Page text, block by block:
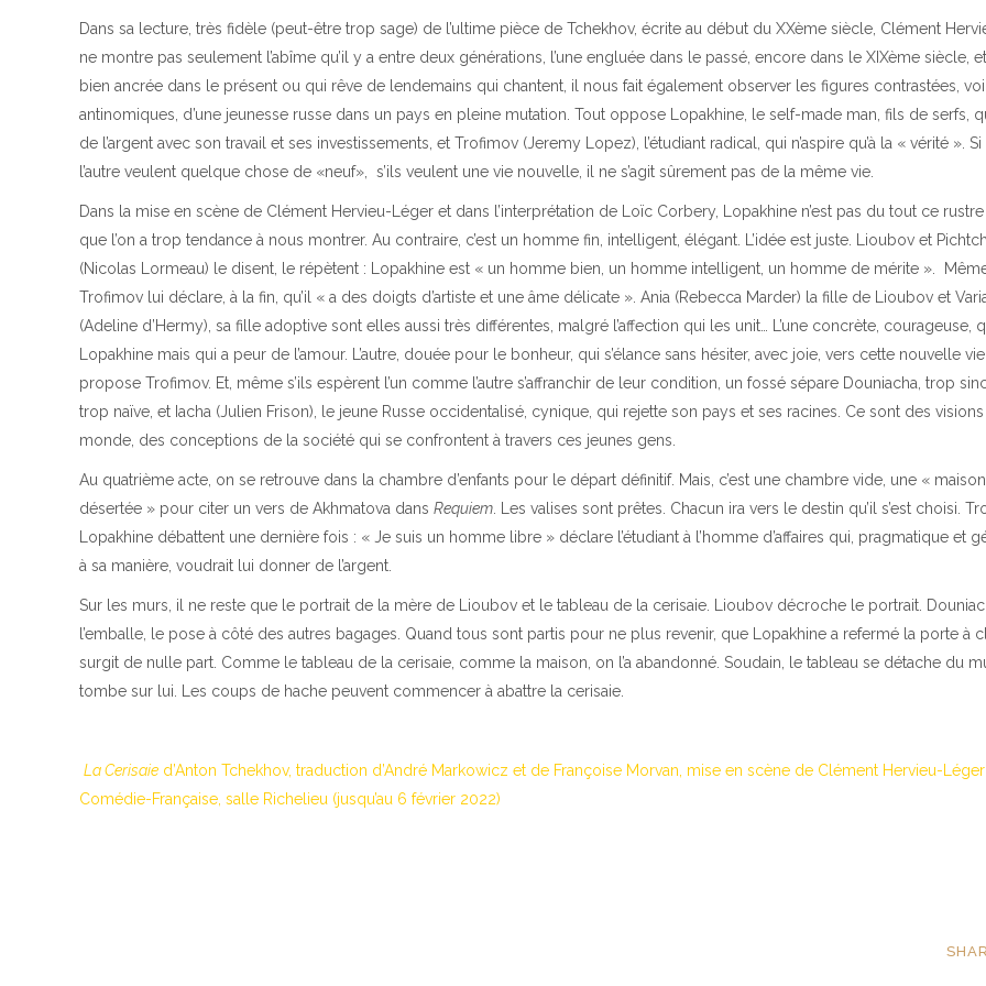
Dans sa lecture, très fidèle (peut-être trop sage) de l’ultime pièce de Tchekhov, écrite au début du XXème siècle, Clément
ne montre pas seulement l’abîme qu’il y a entre deux générations, l’une engluée dans le passé, encore dans le XIXème siècle, et
bien ancrée dans le présent ou qui rêve de lendemains qui chantent, il nous fait également observer les figures contrastées,
antinomiques, d’une jeunesse russe dans un pays en pleine mutation. Tout oppose Lopakhine, le self-made man, fils de serfs,
de l’argent avec son travail et ses investissements, et Trofimov (Jeremy Lopez), l’étudiant radical, qui n’aspire qu’à la « vérité ». Si
l’autre veulent quelque chose de «neuf», s’ils veulent une vie nouvelle, il ne s’agit sûrement pas de la même vie.
Dans la mise en scène de Clément Hervieu-Léger et dans l’interprétation de Loïc Corbery, Lopakhine n’est pas du tout ce
que l’on a trop tendance à nous montrer. Au contraire, c’est un homme fin, intelligent, élégant. L’idée est juste. Lioubov et
(Nicolas Lormeau) le disent, le répètent : Lopakhine est « un homme bien, un homme intelligent, un homme de mérite ».
Trofimov lui déclare, à la fin, qu’il « a des doigts d’artiste et une âme délicate ». Ania (Rebecca Marder) la fille de Lioubov et
(Adeline d’Hermy), sa fille adoptive sont elles aussi très différentes, malgré l’affection qui les unit… L’une concrète, courageuse,
Lopakhine mais qui a peur de l’amour. L’autre, douée pour le bonheur, qui s’élance sans hésiter, avec joie, vers cette nouvelle
propose Trofimov. Et, même s’ils espèrent l’un comme l’autre s’affranchir de leur condition, un fossé sépare Douniacha, trop
trop naïve, et Iacha (Julien Frison), le jeune Russe occidentalisé, cynique, qui rejette son pays et ses racines. Ce sont des
monde, des conceptions de la société qui se confrontent à travers ces jeunes gens.
Au quatrième acte, on se retrouve dans la chambre d’enfants pour le départ définitif. Mais, c’est une chambre vide, une « maison
désertée » pour citer un vers de Akhmatova dans Requiem . Les valises sont prêtes. Chacun ira vers le destin qu’il s’est choisi.
Lopakhine débattent une dernière fois : « Je suis un homme libre » déclare l’étudiant à l’homme d’affaires qui, pragmatique et
à sa manière, voudrait lui donner de l’argent.
Sur les murs, il ne reste que le portrait de la mère de Lioubov et le tableau de la cerisaie. Lioubov décroche le portrait.
l’emballe, le pose à côté des autres bagages. Quand tous sont partis pour ne plus revenir, que Lopakhine a refermé la porte à
surgit de nulle part. Comme le tableau de la cerisaie, comme la maison, on l’a abandonné. Soudain, le tableau se détache du
tombe sur lui. Les coups de hache peuvent commencer à abattre la cerisaie.
La Cerisaie d’Anton Tchekhov, traduction d’André Markowicz et de Françoise Morvan, mise en scène de Clément Hervieu-
Comédie-Française, salle Richelieu (jusqu’au 6 février 2022)